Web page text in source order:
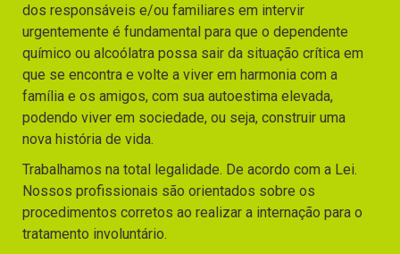
dos responsáveis e/ou familiares em intervir
urgentemente é fundamental para que o dependente
químico ou alcoólatra possa sair da situação crítica em
que se encontra e volte a viver em harmonia com a
família e os amigos, com sua autoestima elevada,
podendo viver em sociedade, ou seja, construir uma
nova história de vida.
Trabalhamos na total legalidade. De acordo com a Lei.
Nossos profissionais são orientados sobre os
procedimentos corretos ao realizar a internação para o
tratamento involuntário.